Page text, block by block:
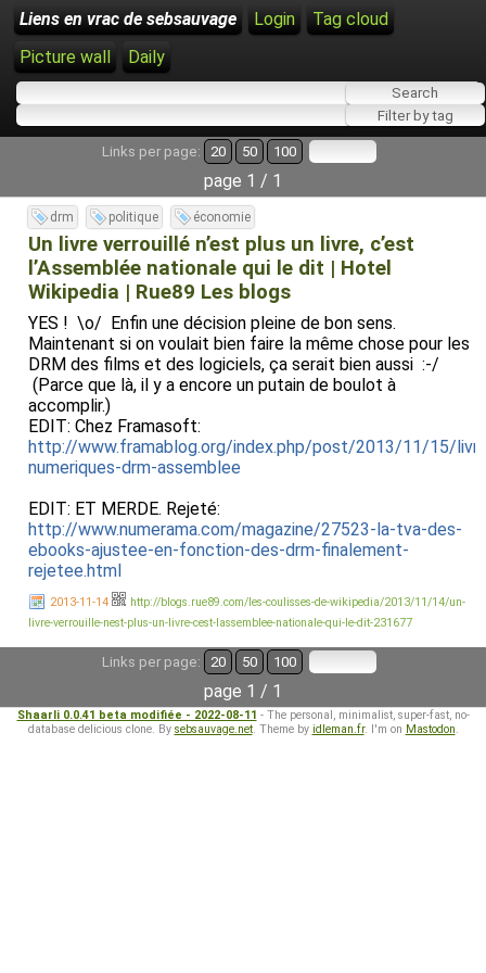
Liens en vrac de sebsauvage Login
Tag cloud
Picture wall
Daily
Links per page: 20 50 100
page 1 / 1
drm politique économie
Un livre verrouillé n’est plus un livre, c’est
l’Assemblée nationale qui le dit | Hotel
Wikipedia | Rue89 Les blogs
YES ! \o/ Enfin une décision pleine de bon sens.
Maintenant si on voulait bien faire la même chose pour les
DRM des films et des logiciels, ça serait bien aussi :-/
(Parce que là, il y a encore un putain de boulot à
accomplir.)
EDIT: Chez Framasoft:
http://www.framablog.org/index.php/post/2013/11/15/
numeriques-drm-assemblee
EDIT: ET MERDE. Rejeté:
http://www.numerama.com/magazine/27523-la-tva-des-
ebooks-ajustee-en-fonction-des-drm-finalement-
rejetee.html
2013-11-14
http://blogs.rue89.com/les-coulisses-de-wikipedia/2013/11/14/un-
livre-verrouille-nest-plus-un-livre-cest-lassemblee-nationale-qui-le-dit-231677
Links per page: 20 50 100
page 1 / 1
Shaarli 0.0.41 beta modifiée - 2022-08-11 - The personal, minimalist, super-fast, no-
database delicious clone. By sebsauvage.net. Theme by idleman.fr. I'm on Mastodon.